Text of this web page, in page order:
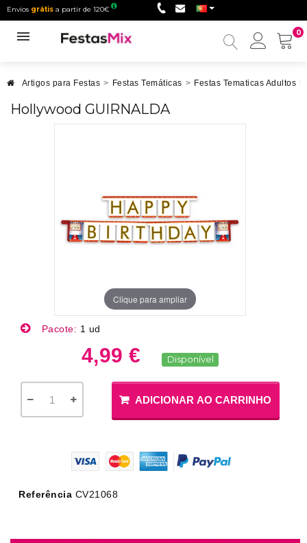
Envios grátis a partir de 120€
0
Minha
Artigos para Festas > Festas Temáticas > Festas Tematicas Adultos >
Hollywood GUIRNALDA
Clique para ampliar
Pacote: 1 ud
4,99 € Disponível
ADICIONAR AO CARRINHO
Referência CV21068